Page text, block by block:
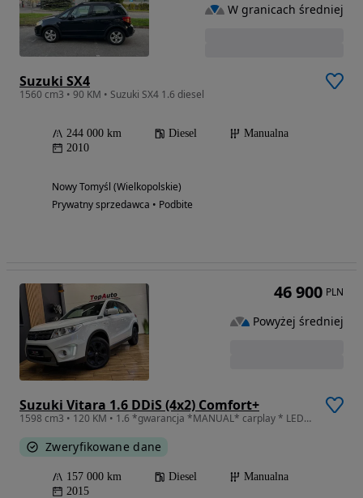
Suzuki SX4
1560 cm3 • 90 KM • Suzuki SX4 1.6 diesel
244 000 km Diesel
Manualna
2010
Nowy Tomyśl (Wielkopolskie)
Prywatny sprzedawca • Podbite
W granicach średniej
Suzuki Vitara 1.6 DDiS (4x2) Comfort+
1598 cm3 • 120 KM • 1.6 *gwarancja *MANUAL* carplay * LED * KAMERA * Bezwypadkowa*
Zweryfikowane dane
157 000 km Diesel
Manualna
2015
46 900 PLN
Powyżej średniej